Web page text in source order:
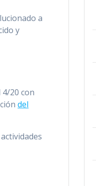
a
y
4/20 con
del